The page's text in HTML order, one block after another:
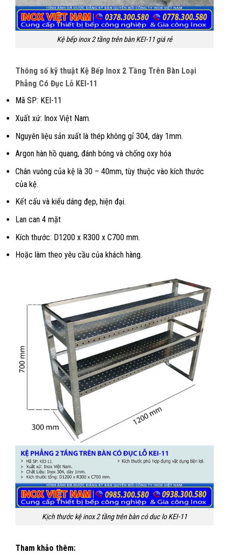
Kệ bếp inox 2 tầng trên bàn KEI-11 giá rẻ
Thông số kỹ thuật Kệ Bếp Inox 2 Tầng Trên Bàn Loại
Phẳng Có Đục Lỗ KEI-11
Mã SP: KEI-11
Xuất xứ: Inox Việt Nam.
Nguyên liệu sản xuất là thép không gỉ 304, dày 1mm.
Argon hàn hồ quang, đánh bóng và chống oxy hóa
Chân vuông của kệ là 30 – 40mm, tùy thuộc vào kích thước
của kệ.
Kết cấu và kiểu dáng đẹp, hiện đại.
Lan can 4 mặt
Kích thước: D1200 x R300 x C700 mm.
Hoặc làm theo yêu cầu của khách hàng.
Kịch thước kệ inox 2 tầng trên bàn có duc lo KEI-11
Tham khảo thêm: